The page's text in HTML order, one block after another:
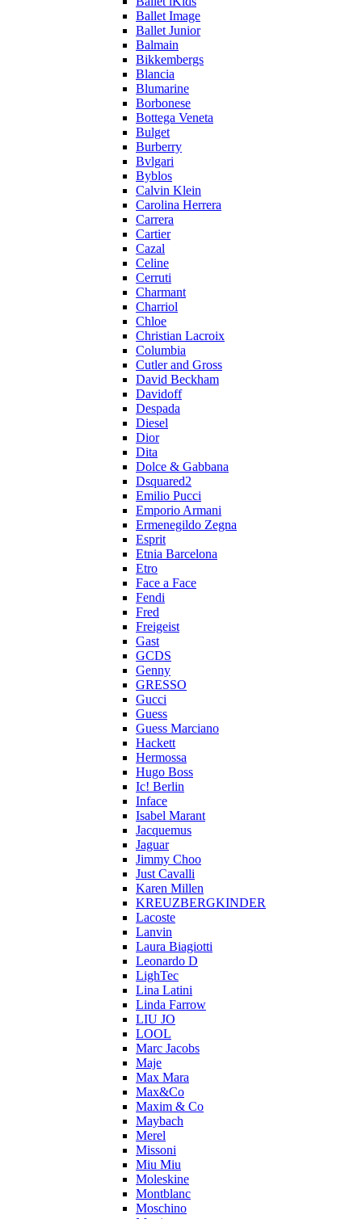
Ballet Image
Ballet Junior
Balmain
Bikkembergs
Blancia
Blumarine
Borbonese
Bottega Veneta
Bulget
Burberry
Bvlgari
Byblos
Calvin Klein
Carolina Herrera
Carrera
Cartier
Cazal
Celine
Cerruti
Charmant
Charriol
Chloe
Christian Lacroix
Columbia
Cutler and Gross
David Beckham
Davidoff
Despada
Diesel
Dior
Dita
Dolce & Gabbana
Dsquared2
Emilio Pucci
Emporio Armani
Ermenegildo Zegna
Esprit
Etnia Barcelona
Etro
Face a Face
Fendi
Fred
Freigeist
Gast
GCDS
Genny
GRESSO
Gucci
Guess
Guess Marciano
Hackett
Hermossa
Hugo Boss
Ic! Berlin
Inface
Isabel Marant
Jacquemus
Jaguar
Jimmy Choo
Just Cavalli
Karen Millen
KREUZBERGKINDER
Lacoste
Lanvin
Laura Biagiotti
Leonardo D
LighTec
Lina Latini
Linda Farrow
LIU JO
LOOL
Marc Jacobs
Maje
Max Mara
Max&Co
Maxim & Co
Maybach
Merel
Missoni
Miu Miu
Moleskine
Montblanc
Moschino